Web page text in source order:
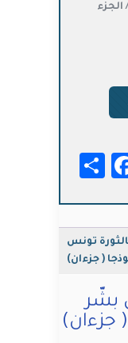
عدد الصّفحات :الجزء الأوّل345 / الجزء
Facebook
تونس
( جزءان)
بشّر
جزءان)